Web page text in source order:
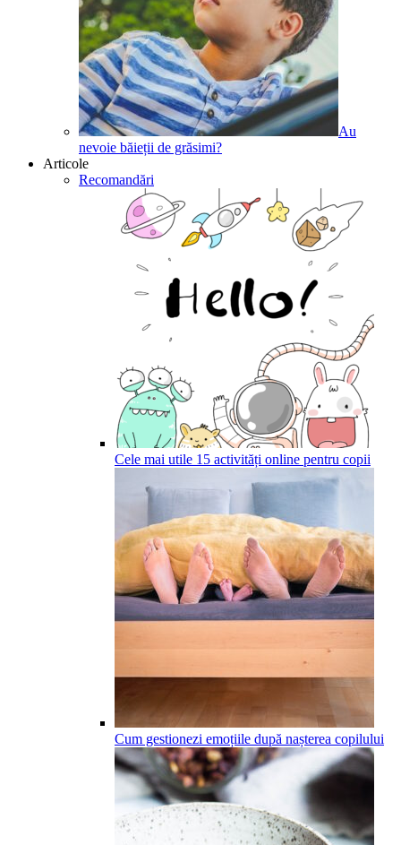
Au
nevoie băieții de grăsimi?
Articole
Recomandări
Cele mai utile 15 activități online pentru copii
Cum gestionezi emoțiile după nașterea copilului